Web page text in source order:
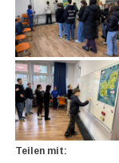
Teilen mit: